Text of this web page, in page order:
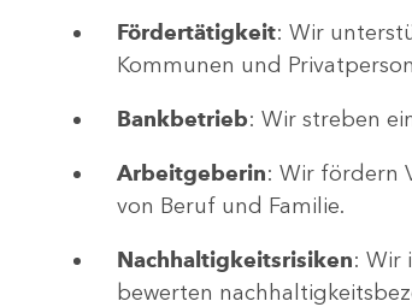
Fördertätigkeit: Wir
Kommunen und
Bankbetrieb: Wir streben
Arbeitgeberin: Wir fördern
von Beruf und Familie.
Nachhaltigkeitsrisiken: Wir
bewerten